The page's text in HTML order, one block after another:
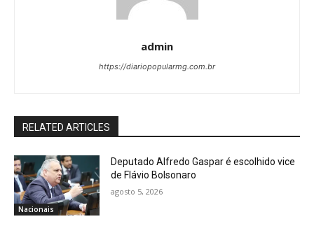
admin
https://diariopopularmg.com.br
RELATED ARTICLES
Nacionais
Deputado Alfredo Gaspar é escolhido vice
de Flávio Bolsonaro
agosto 5, 2026